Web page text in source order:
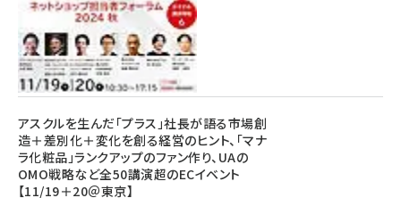
アスクルを生んだ「プラス」社長が語る市場創
造＋差別化＋変化を創る経営のヒント、「マナ
ラ化粧品」ランクアップのファン作り、UAの
OMO戦略など全50講演超のECイベント
【11/19＋20＠東京】